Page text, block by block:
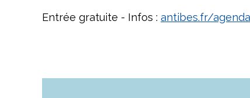
Entrée gratuite - Infos : antibes.fr/agenda